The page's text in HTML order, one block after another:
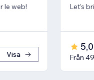
le web!
Visa
Let’s
5,0
Från